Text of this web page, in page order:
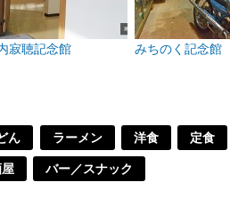
寂聴記念館 みちのく記念館
ん ラーメン 洋食 定食
屋 バー／スナック